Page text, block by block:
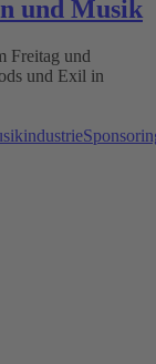
und Musik
Freitag und
und Exil in